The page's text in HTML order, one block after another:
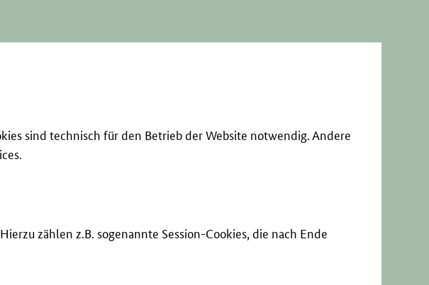
sind technisch für den Betrieb der Website notwendig. Andere
zählen z.B. sogenannte Session-Cookies, die nach Ende